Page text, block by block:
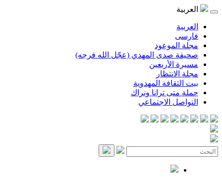
العربية
العربية
فارسی
مجلة الموعود
صحيفة صدى المهدي (عجّل الله فرجه)
مسيرة الأربعين
مجلة الانتظار
بيت الثقافة المهدوية
حملة متى ترانا ونراك
التواصل الاجتماعي